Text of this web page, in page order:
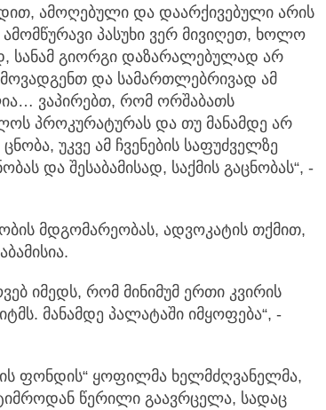
ამოღებული და დაარქივებული არის
ამომწურავი პასუხი ვერ მივიღეთ, ხოლო
სანამ გიორგი დაზარალებულად არ
და სამართლებრივად ამ
ვაპირებთ, რომ ორშაბათს
პროკურატურას და თუ მანამდე არ
უკვე ამ ჩვენების საფუძველზე
და შესაბამისად, საქმის გაცნობას“, -
მდგომარეობას, ადვოკატის თქმით,
იმედს, რომ მინიმუმ ერთი კვირის
მანამდე პალატაში იმყოფება“, -
ფონდის“ ყოფილმა ხელმძღვანელმა,
წერილი გაავრცელა, სადაც